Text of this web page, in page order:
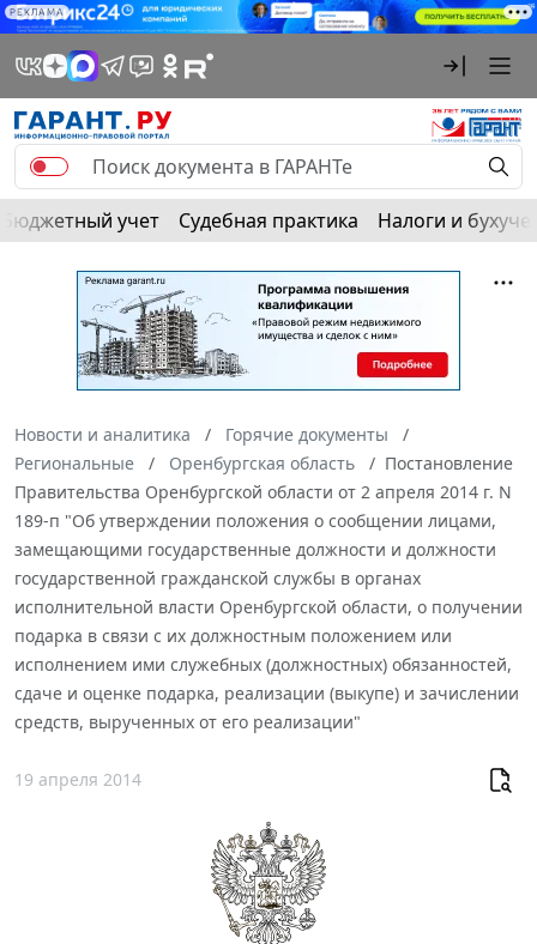
РЕКЛАМА
Бюджетный учет Судебная практика Налоги и
Новости и аналитика
Горячие документы
Региональные
Оренбургская область
Постановление
Правительства Оренбургской области от 2 апреля 2014 г. N
189-п "Об утверждении положения о сообщении лицами,
замещающими государственные должности и должности
государственной гражданской службы в органах
исполнительной власти Оренбургской области, о получении
подарка в связи с их должностным положением или
исполнением ими служебных (должностных) обязанностей,
сдаче и оценке подарка, реализации (выкупе) и зачислении
средств, вырученных от его реализации"
19 апреля 2014